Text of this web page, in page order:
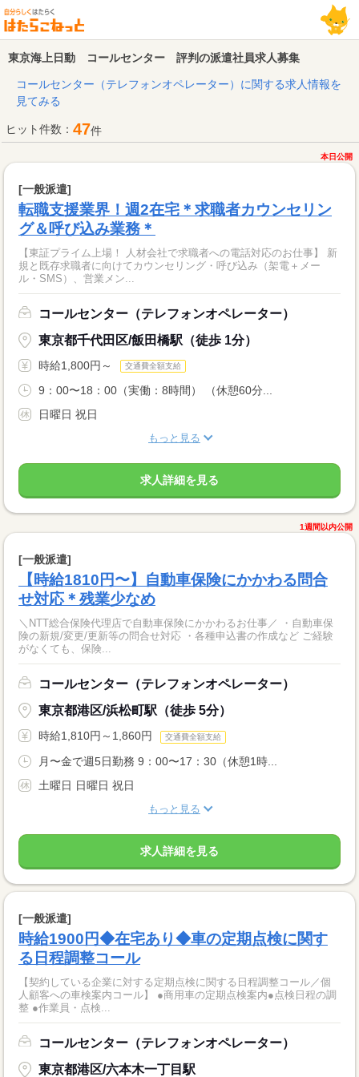
東京海上日動 コールセンター 評判の派遣社員求人募集
コールセンター（テレフォンオペレーター）に関する求人情報を
見てみる
ヒット件数： 47件
本日公開
[一般派遣]
転職支援業界！週2在宅＊求職者カウンセリン
グ＆呼び込み業務＊
【東証プライム上場！ 人材会社で求職者への電話対応のお仕事】 新
規と既存求職者に向けてカウンセリング・呼び込み（架電＋メー
ル・SMS）、営業メン...
コールセンター（テレフォンオペレーター）
東京都千代田区/飯田橋駅（徒歩 1分）
時給1,800円～ 交通費全額支給
9：00〜18：00（実働：8時間） （休憩60分...
日曜日 祝日
もっと見る
求人詳細を見る
1週間以内公開
[一般派遣]
【時給1810円〜】自動車保険にかかわる問合
せ対応＊残業少なめ
＼NTT総合保険代理店で自動車保険にかかわるお仕事／ ・自動車保
険の新規/変更/更新等の問合せ対応 ・各種申込書の作成など ご経験
がなくても、保険...
コールセンター（テレフォンオペレーター）
東京都港区/浜松町駅（徒歩 5分）
時給1,810円～1,860円 交通費全額支給
月〜金で週5日勤務 9：00〜17：30（休憩1時...
土曜日 日曜日 祝日
もっと見る
求人詳細を見る
[一般派遣]
時給1900円◆在宅あり◆車の定期点検に関す
る日程調整コール
【契約している企業に対する定期点検に関する日程調整コール／個
人顧客への車検案内コール】 ●商用車の定期点検案内●点検日程の調
整 ●作業員・点検...
コールセンター（テレフォンオペレーター）
東京都港区/六本木一丁目駅